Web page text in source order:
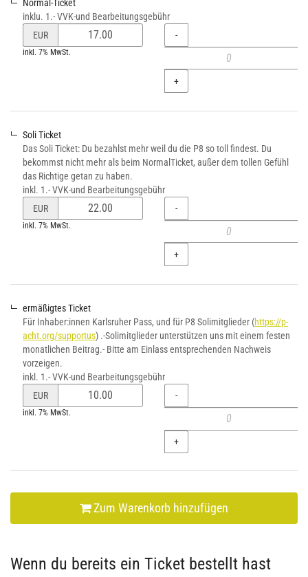
Normal-Ticket
inklu. 1.- VVK-und Bearbeitungsgebühr
Preis
von
Normal-
EUR
inkl. 7% MwSt.
Menge
-
+
Soli Ticket
Das Soli Ticket: Du bezahlst mehr weil du die P8 so toll findest. Du
bekommst nicht mehr als beim NormalTicket, außer dem tollen Gefühl
das Richtige getan zu haben.
inkl. 1.- VVK-und Bearbeitungsgebühr
Preis
von
Soli
EUR
inkl. 7% MwSt.
Menge
-
+
ermäßigtes Ticket
Für Inhaber:innen Karlsruher Pass, und für P8 Solimitglieder (https://p-
acht.org/supportus) .-Solimitglieder unterstützen uns mit einem festen
monatlichen Beitrag.- Bitte am Einlass entsprechenden Nachweis
vorzeigen.
inkl. 1.- VVK-und Bearbeitungsgebühr
Preis
von
ermäßigtes
EUR
inkl. 7% MwSt.
Menge
-
+
Zum Warenkorb hinzufügen
Wenn du bereits ein Ticket bestellt hast